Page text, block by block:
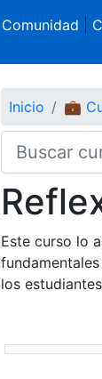
Comunidad
Inicio 💼
Este curso lo
los